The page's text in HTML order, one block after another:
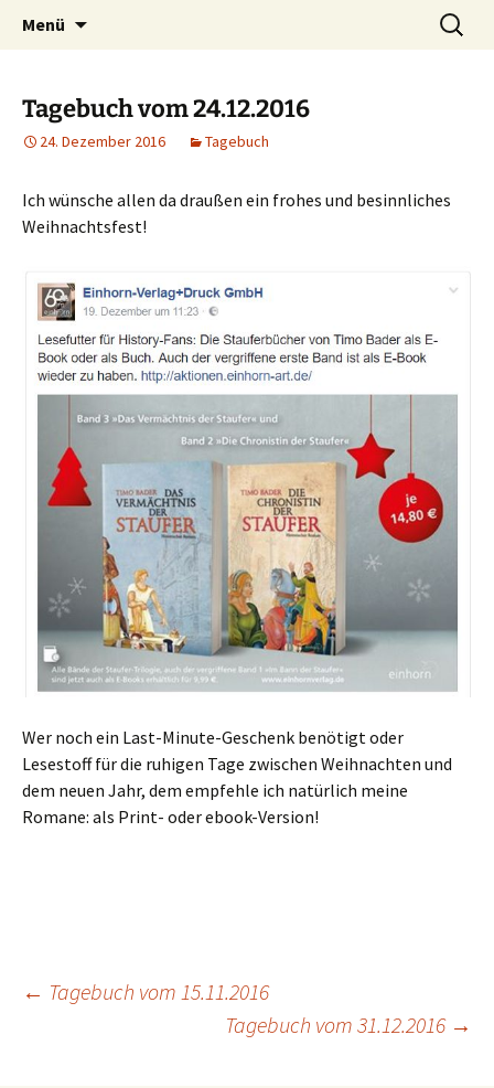
Timo Bader
Willkommen im Reich der Geschichten
Menü
Tagebuch vom 24.12.2016
24. Dezember 2016 Tagebuch
Ich wünsche allen da draußen ein frohes und besinnliches
Weihnachtsfest!
Wer noch ein Last-Minute-Geschenk benötigt oder
Lesestoff für die ruhigen Tage zwischen Weihnachten und
dem neuen Jahr, dem empfehle ich natürlich meine
Romane: als Print- oder ebook-Version!
← Tagebuch vom 15.11.2016
Tagebuch vom 31.12.2016 →